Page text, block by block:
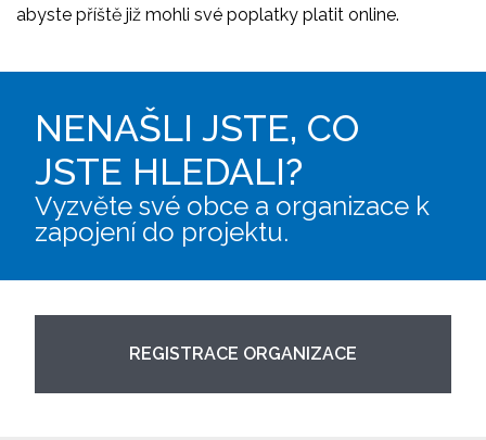
abyste příště již mohli své poplatky platit online.
NENAŠLI JSTE, CO
JSTE HLEDALI?
Vyzvěte své obce a organizace k
zapojení do projektu.
REGISTRACE ORGANIZACE